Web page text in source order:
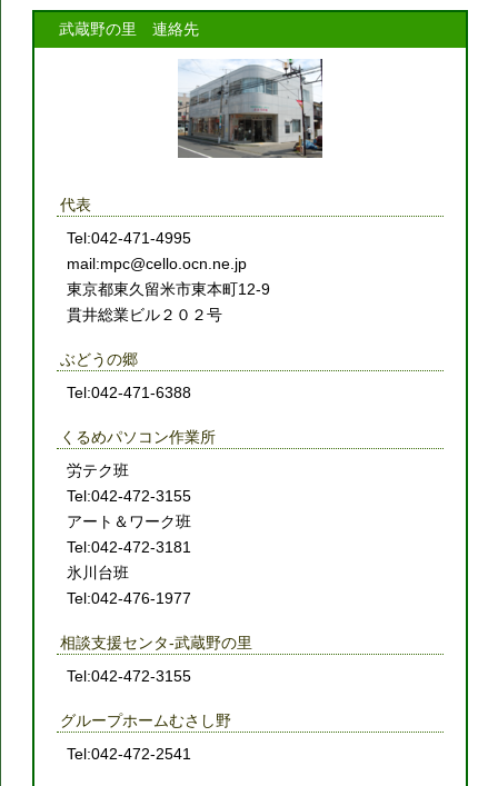
武蔵野の里 連絡先
代表
Tel:042-471-4995
mail:mpc@cello.ocn.ne.jp
東京都東久留米市東本町12-9
貫井総業ビル２０２号
ぶどうの郷
Tel:042-471-6388
くるめパソコン作業所
労テク班
Tel:042-472-3155
アート＆ワーク班
Tel:042-472-3181
氷川台班
Tel:042-476-1977
相談支援センタ-武蔵野の里
Tel:042-472-3155
グループホームむさし野
Tel:042-472-2541